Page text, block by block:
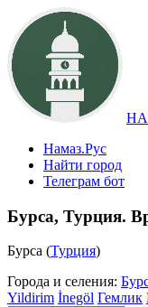
Намаз.Рус
Найти город
Телеграм бот
Бурса, Турция.
Бурса (Турция)
Города и селения:
Yildirim İnegöl Гемлик